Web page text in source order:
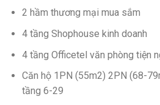
2 hầm thương mại mua sắm
4 tầng Shophouse kinh doanh
4 tầng Officetel văn phòng tiện
Căn hộ 1PN (55m2) 2PN (68-
tầng 6-29